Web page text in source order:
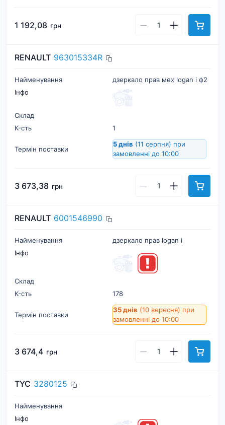
1 192,08 грн
RENAULT 963015334R
Найменування
дзеркало прав мех logan i ф2
Інфо
Склад
К-cть
1
Термін поставки
5 днів (11 серпня) при
замовленні до 10:00
3 673,38 грн
RENAULT 6001546990
Найменування
дзеркало прав logan i
Інфо
Склад
К-cть
178
Термін поставки
35 днів (10 вересня) при
замовленні до 10:00
3 674,4 грн
TYC 3280125
Найменування
Інфо